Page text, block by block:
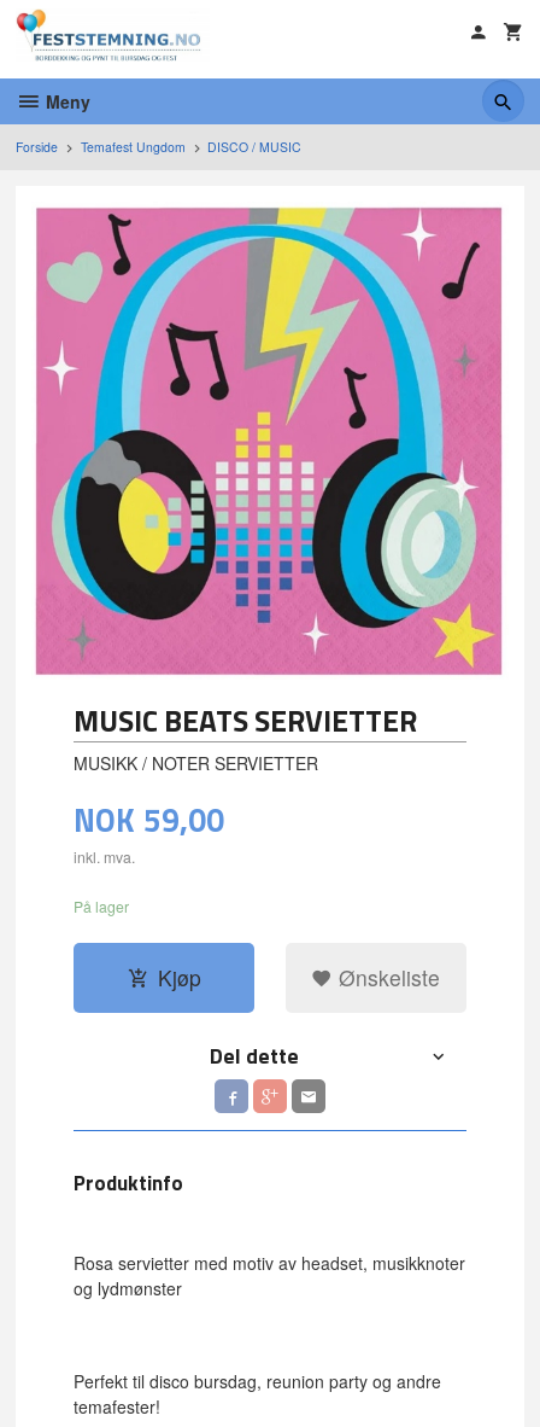
Gå
innholdet
Meny
Forside Temafest Ungdom DISCO / MUSIC
MUSIC BEATS SERVIETTER
MUSIKK / NOTER SERVIETTER
NOK 59,00
inkl. mva.
På lager
Kjøp Ønskeliste
Del dette
Produktinfo
Rosa servietter med motiv av headset, musikknoter
og lydmønster
Perfekt til disco bursdag, reunion party og andre
temafester!